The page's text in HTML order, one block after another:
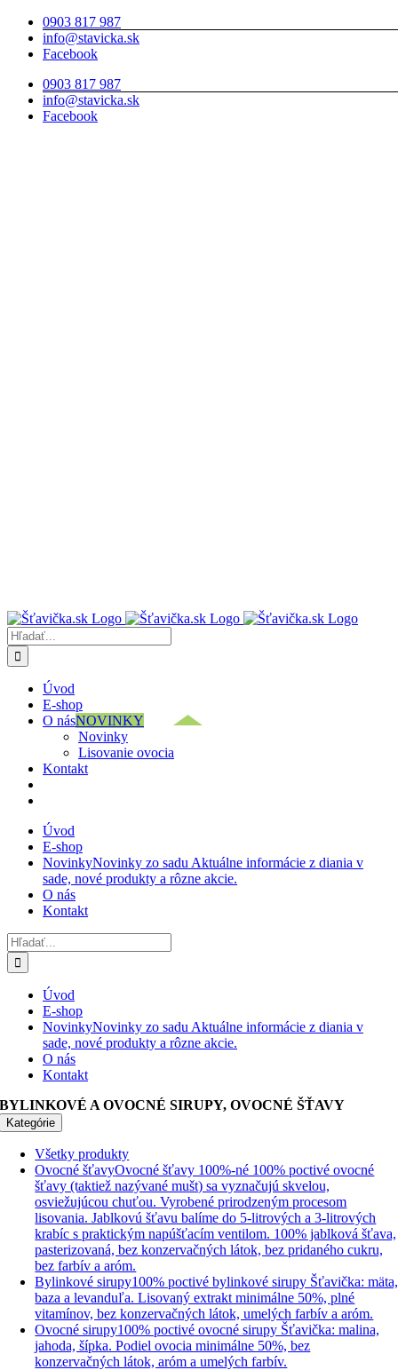
Skip
content
0903 817 987
info@stavicka.sk
Facebook
0903 817 987
info@stavicka.sk
Facebook
Hľadať:
Úvod
E-shop
O násNOVINKY
Novinky
Lisovanie ovocia
Kontakt
Úvod
E-shop
NovinkyNovinky zo sadu Aktuálne informácie z diania v
sade, nové produkty a rôzne akcie.
O nás
Kontakt
Hľadať:
Úvod
E-shop
NovinkyNovinky zo sadu Aktuálne informácie z diania v
sade, nové produkty a rôzne akcie.
O nás
Kontakt
BYLINKOVÉ A OVOCNÉ SIRUPY, OVOCNÉ ŠŤAVY
Kategórie
Všetky produkty
Ovocné šťavyOvocné šťavy 100%-né 100% poctivé ovocné
šťavy (taktiež nazývané mušt) sa vyznačujú skvelou,
osviežujúcou chuťou. Vyrobené prirodzeným procesom
lisovania. Jablkovú šťavu balíme do 5-litrových a 3-litrových
krabíc s praktickým napúšťacím ventilom. 100% jablková šťava,
pasterizovaná, bez konzervačných látok, bez pridaného cukru,
bez farbív a aróm.
Bylinkové sirupy100% poctivé bylinkové sirupy Šťavička: mäta,
baza a levanduľa. Lisovaný extrakt minimálne 50%, plné
vitamínov, bez konzervačných látok, umelých farbív a aróm.
Ovocné sirupy100% poctivé ovocné sirupy Šťavička: malina,
jahoda, šípka. Podiel ovocia minimálne 50%, bez
konzervačných látok, aróm a umelých farbív.